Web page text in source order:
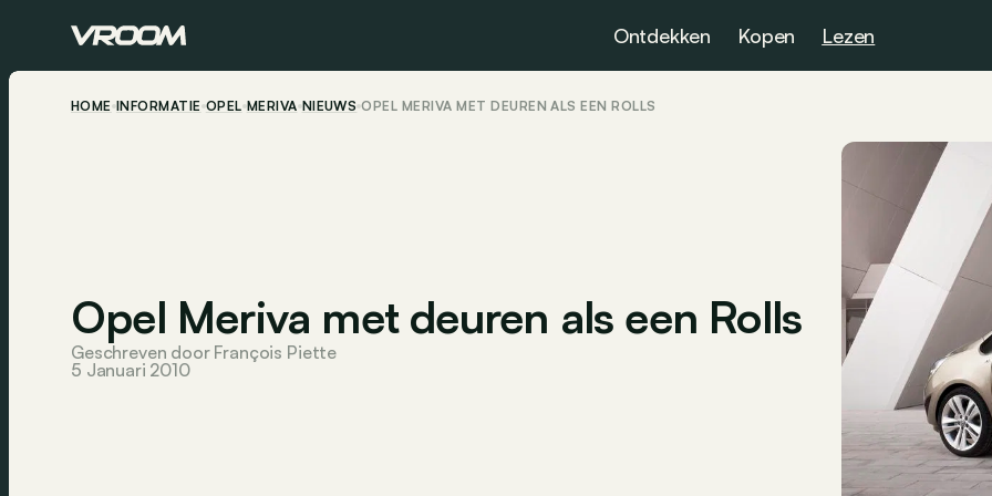
Ontdekken Kopen Lezen
HOME INFORMATIE OPEL MERIVA NIEUWS OPEL MERIVA MET DEUREN ALS EEN ROLLS
Opel Meriva met deuren als een Rolls
Geschreven door François Piette
5 Januari 2010